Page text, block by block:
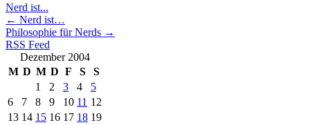
Nerd ist...
← Nerd ist…
Philosophie für Nerds →
RSS Feed
Dezember 2004
M D M D F S
S
1
2 3 4
5
6
7 8 9 10 11 12
13 14 15 16 17 18 19